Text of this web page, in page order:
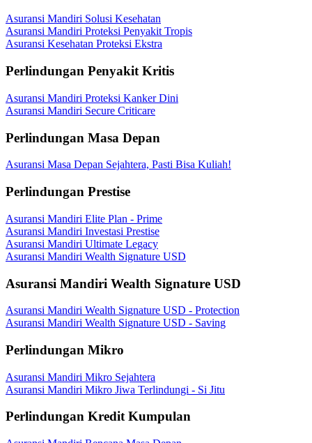
Asuransi Mandiri Solusi Kesehatan
Asuransi Mandiri Proteksi Penyakit Tropis
Asuransi Kesehatan Proteksi Ekstra
Perlindungan Penyakit Kritis
Asuransi Mandiri Proteksi Kanker Dini
Asuransi Mandiri Secure Criticare
Perlindungan Masa Depan
Asuransi Masa Depan Sejahtera, Pasti Bisa Kuliah!
Perlindungan Prestise
Asuransi Mandiri Elite Plan - Prime
Asuransi Mandiri Investasi Prestise
Asuransi Mandiri Ultimate Legacy
Asuransi Mandiri Wealth Signature USD
Asuransi Mandiri Wealth Signature USD
Asuransi Mandiri Wealth Signature USD - Protection
Asuransi Mandiri Wealth Signature USD - Saving
Perlindungan Mikro
Asuransi Mandiri Mikro Sejahtera
Asuransi Mandiri Mikro Jiwa Terlindungi - Si Jitu
Perlindungan Kredit Kumpulan